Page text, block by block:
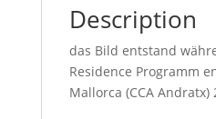
Description
das Bild entstand
Residence Programm
Mallorca (CCA Andratx)